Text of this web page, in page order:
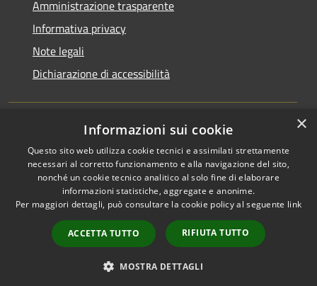
Amministrazione trasparente
Informativa privacy
Note legali
Dichiarazione di accessibilità
RSS
Accessibilità
Privacy
Mappa del sito
Amministrazione
trasparente fino al
Copyright © 2026 • Comune di
Bagnara Calabra • Powered by
Municipium•Accesso
redazione
×
Informazioni sui cookie
Questo sito web utilizza cookie tecnici e assimilati strettamente
necessari al corretto funzionamento e alla navigazione del sito,
nonché un cookie tecnico analitico al solo fine di elaborare
informazioni statistiche, aggregate e anonime.
Per maggiori dettagli, può consultare la cookie policy al seguente link
ACCETTA TUTTO RIFIUTA TUTTO
MOSTRA DETTAGLI